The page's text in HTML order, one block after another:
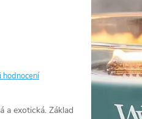
hodnocení
a exotická. Základ